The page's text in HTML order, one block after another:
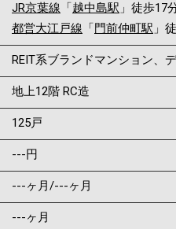
JR京葉線 「越中島駅 」徒歩17
都営大江戸線 「門前仲町駅 」
REIT系ブランドマンション、
地上12階 RC造
125戸
---円
---ヶ月/---ヶ月
---ヶ月